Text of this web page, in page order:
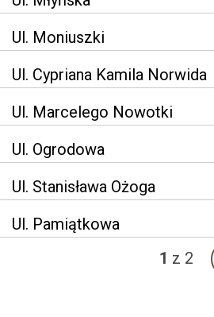
Ul. Moniuszki
Ul. Cypriana Kamila Norwida
Ul. Marcelego Nowotki
Ul. Ogrodowa
Ul. Stanisława Ożoga
Ul. Pamiątkowa
1 z 2